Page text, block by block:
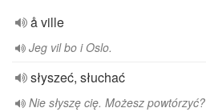
å ville
Jeg vil bo i Oslo.
słyszeć, słuchać
Nie słyszę cię. Możesz powtórzyć?